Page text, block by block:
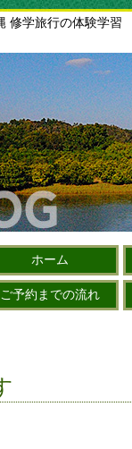
修学旅行の体験学習
ホーム
ご予約までの流れ